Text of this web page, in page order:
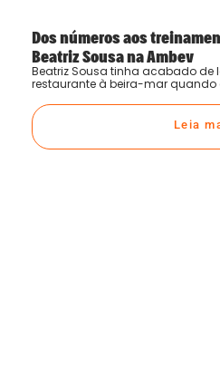
Dos números aos
Beatriz Sousa na Ambev
Beatriz Sousa tinha acabado de
restaurante à beira-mar quando
Leia